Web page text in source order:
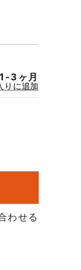
3ヶ月
りに追加
わせる